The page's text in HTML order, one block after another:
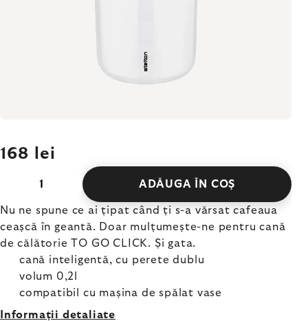
168 lei
ADĂUGA ÎN COŞ
Nu ne spune ce ai țipat când ți s-a vărsat cafeaua
ceașcă în geantă. Doar mulțumește-ne pentru cană
de călătorie TO GO CLICK. Și gata.
cană inteligentă, cu perete dublu
volum 0,2l
compatibil cu mașina de spălat vase
Informaţii detaliate